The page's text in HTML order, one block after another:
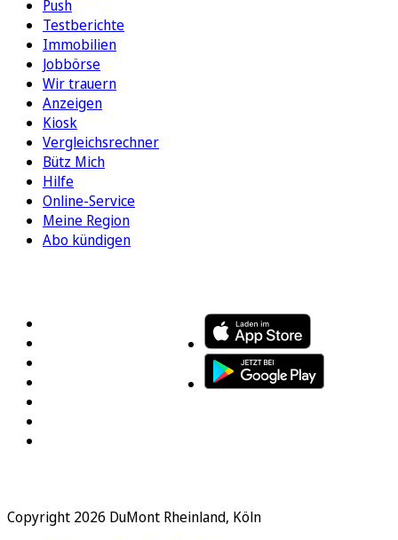
Push
Testberichte
Immobilien
Jobbörse
Wir trauern
Anzeigen
Kiosk
Vergleichsrechner
Bütz Mich
Hilfe
Online-Service
Meine Region
Abo kündigen
Copyright 2026 DuMont Rheinland, Köln